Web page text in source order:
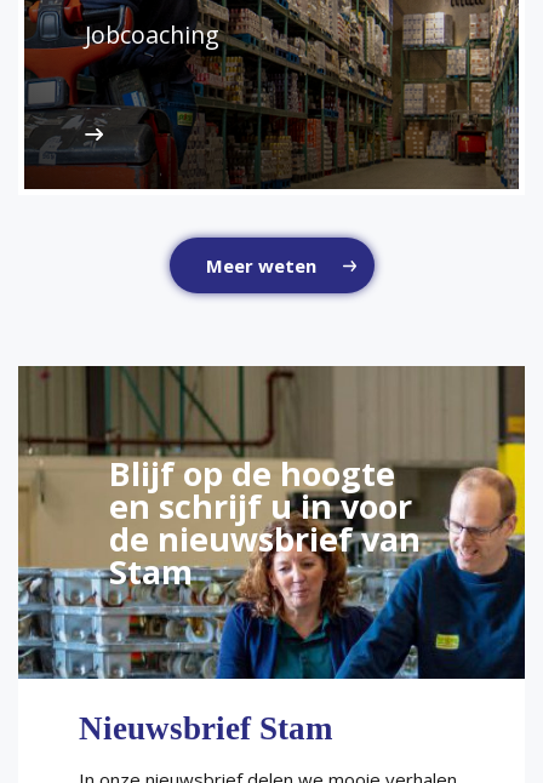
Jobcoaching
Meer weten
Blijf op de hoogte
en schrijf u in voor
de nieuwsbrief van
Stam
Nieuwsbrief Stam